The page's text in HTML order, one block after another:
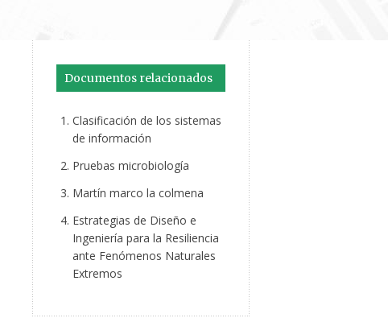
Documentos relacionados
Clasificación de los sistemas
de información
Pruebas microbiología
Martín marco la colmena
Estrategias de Diseño e
Ingeniería para la Resiliencia
ante Fenómenos Naturales
Extremos